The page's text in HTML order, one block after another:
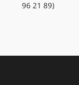
96 21 89)